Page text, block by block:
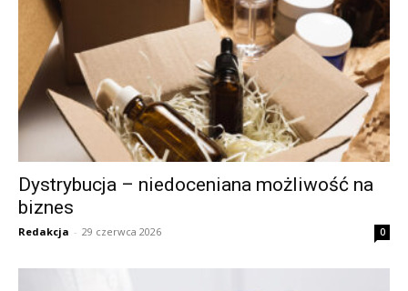
Dystrybucja – niedoceniana możliwość na
biznes
Redakcja - 29 czerwca 2026 0